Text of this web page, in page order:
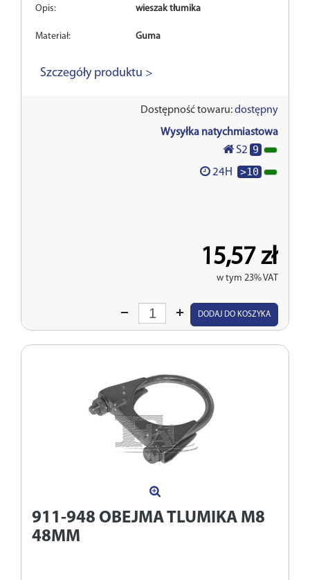
Opis: wieszak tłumika
Materiał: Guma
Szczegóły produktu >
Dostępność towaru:dostępny
Wysyłka natychmiastowa
S2 9
24H >10
15,57 zł
w tym 23% VAT
Wprowadź
DODAJ DO KOSZYKA
911-948 OBEJMA TLUMIKA M8
48MM